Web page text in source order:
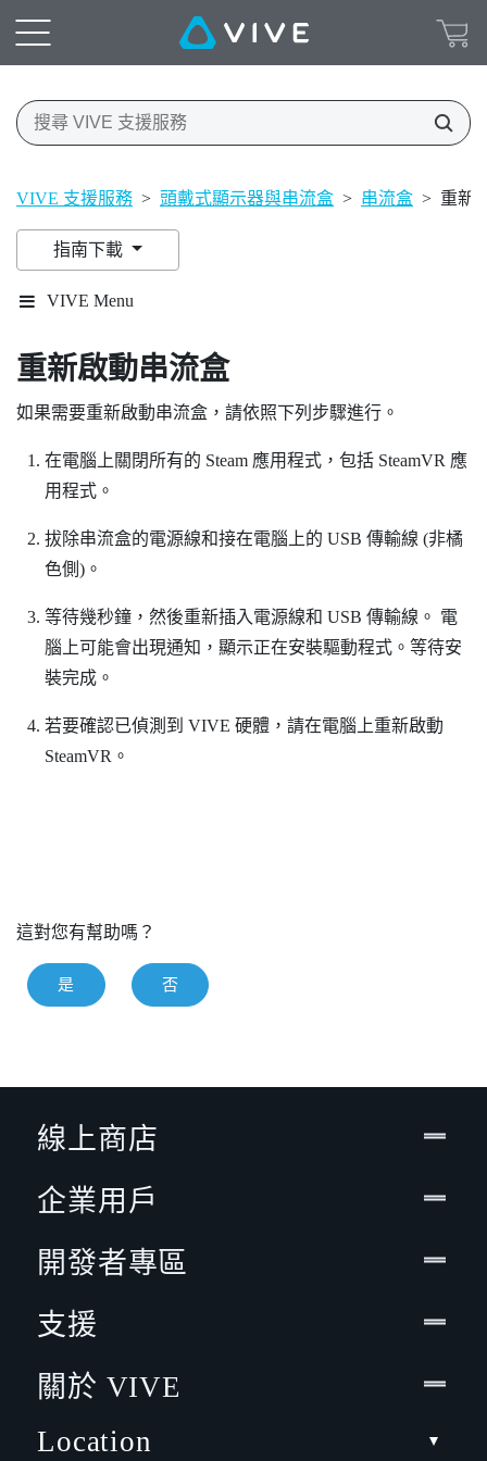
VIVE 支援服務 > 頭戴式顯示器與串流盒 > 串流盒 > 重新
指南下載
VIVE Menu
重新啟動串流盒
如果需要重新啟動串流盒，請依照下列步驟進行。
在電腦上關閉所有的 Steam應用程式，包括 SteamVR 應
用程式。
拔除串流盒的電源線和接在電腦上的 USB 傳輸線 (非橘
色側)。
等待幾秒鐘，然後重新插入電源線和 USB 傳輸線。 電
腦上可能會出現通知，顯示正在安裝驅動程式。等待安
裝完成。
若要確認已偵測到 VIVE 硬體，請在電腦上重新啟動
SteamVR 。
這對您有幫助嗎？
是 否
線上商店
企業用戶
開發者專區
支援
關於 VIVE
Location